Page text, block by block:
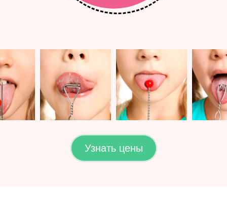
Узнать цены